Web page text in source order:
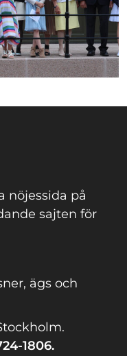
nöjessida på
sajten för
ägs och
1806.